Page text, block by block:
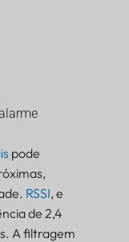
pode
RSSI, e
de 2,4
A filtragem